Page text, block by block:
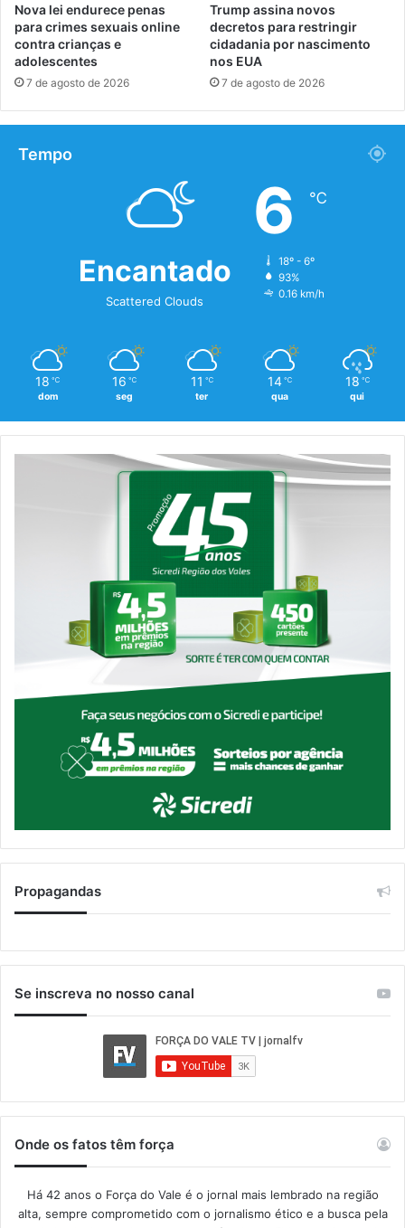
Nova lei endurece penas
para crimes sexuais online
contra crianças e
adolescentes
7 de agosto de 2026
Trump assina novos
decretos para restringir
cidadania por nascimento
nos EUA
7 de agosto de 2026
Tempo
Encantado
Scattered Clouds
6 ℃
18º - 6º
93%
0.16 km/h
18 ℃
dom
16 ℃
seg
11 ℃
ter
14 ℃
qua
18 ℃
qui
Propagandas
Se inscreva no nosso canal
Onde os fatos têm força
Há 42 anos o Força do Vale é o jornal mais lembrado na região
alta, sempre comprometido com o jornalismo ético e a busca pela